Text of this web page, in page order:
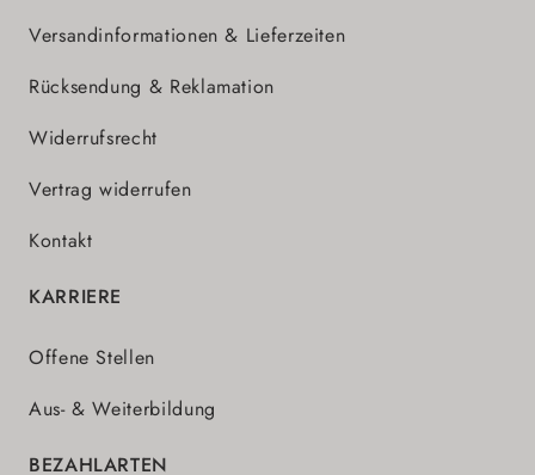
Versandinformationen & Lieferzeiten
Rücksendung & Reklamation
Widerrufsrecht
Vertrag widerrufen
Kontakt
KARRIERE
Offene Stellen
Aus- & Weiterbildung
BEZAHLARTEN